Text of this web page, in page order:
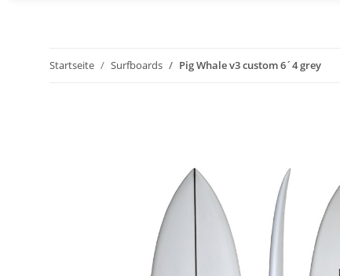
Startseite Surfboards Pig Whale v3 custom 6´4 grey